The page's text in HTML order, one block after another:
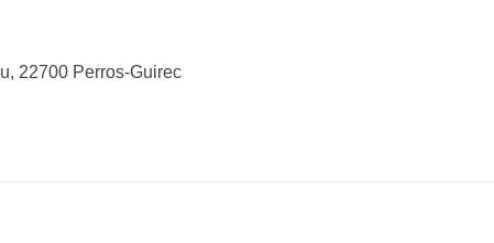
22700 Perros-Guirec